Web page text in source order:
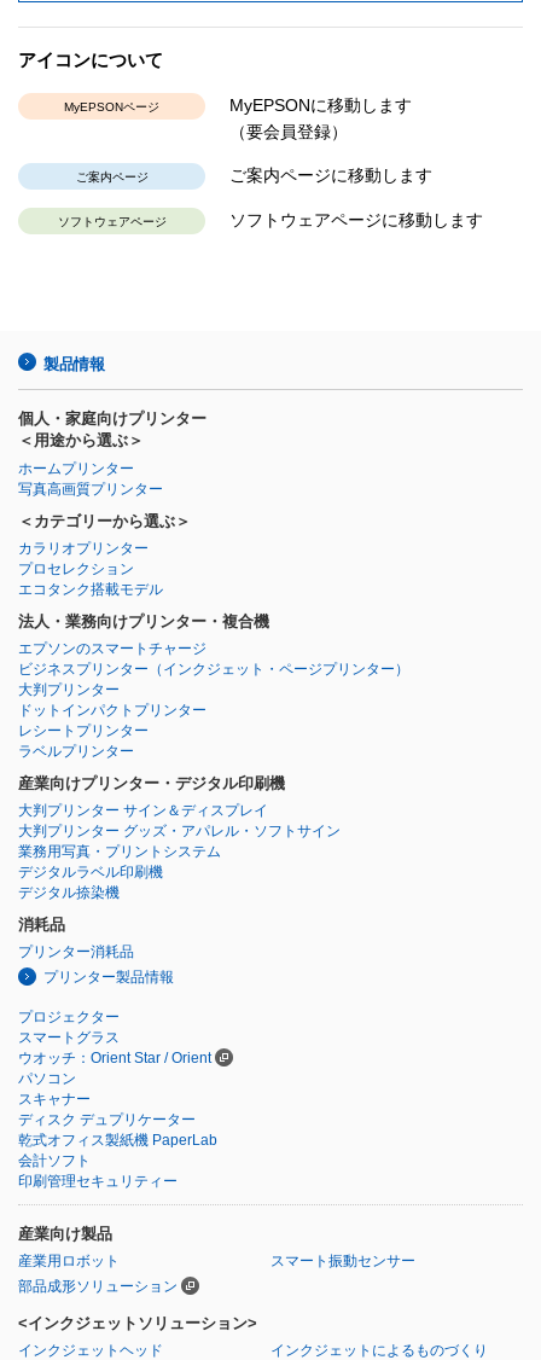
アイコンについて
MyEPSONページ
MyEPSONに移動します
（要会員登録）
ご案内ページ ご案内ページに移動します
ソフトウェアページ ソフトウェアページに移動します
製品情報
個人・家庭向けプリンター
＜用途から選ぶ＞
ホームプリンター
写真高画質プリンター
＜カテゴリーから選ぶ＞
カラリオプリンター
プロセレクション
エコタンク搭載モデル
法人・業務向けプリンター・複合機
エプソンのスマートチャージ
ビジネスプリンター （インクジェット・ページプリンター）
大判プリンター
ドットインパクトプリンター
レシートプリンター
ラベルプリンター
産業向けプリンター・デジタル印刷機
大判プリンター サイン＆ディスプレイ
大判プリンター グッズ・アパレル・ソフトサイン
業務用写真・プリントシステム
デジタルラベル印刷機
デジタル捺染機
消耗品
プリンター消耗品
プリンター製品情報
プロジェクター
スマートグラス
ウオッチ：Orient Star / Orient
パソコン
スキャナー
ディスク デュプリケーター
乾式オフィス製紙機 PaperLab
会計ソフト
印刷管理セキュリティー
産業向け製品
産業用ロボット
スマート振動センサー
部品成形ソリューション
<インクジェットソリューション>
インクジェットヘッド インクジェットによるものづくり